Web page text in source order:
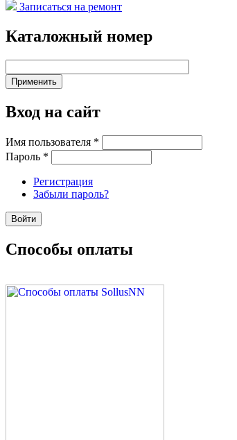
Записаться на ремонт
Каталожный номер
Вход на сайт
Имя пользователя *
Пароль *
Регистрация
Забыли пароль?
Способы оплаты